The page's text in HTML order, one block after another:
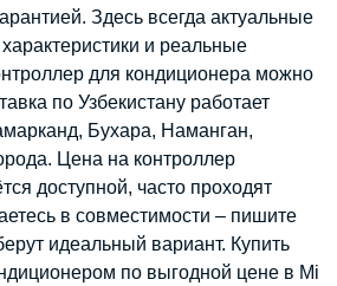
Здесь всегда актуальные
и реальные
для кондиционера можно
по Узбекистану работает
Бухара, Наманган,
Цена на контроллер
доступной, часто проходят
в совместимости – пишите
идеальный вариант. Купить
по выгодной цене в Mi